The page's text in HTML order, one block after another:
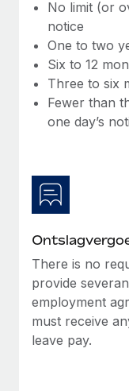
Secundaire
Eenvoudig
beheren
integraties en
te helpen bij het
beheert met
Phiture, een
mobiele
Meer informatie
No limit (or
notice
One to two
Six to 12
Three to six
Fewer than
one day’s
There is no
provide
employment
must receive
leave pay.